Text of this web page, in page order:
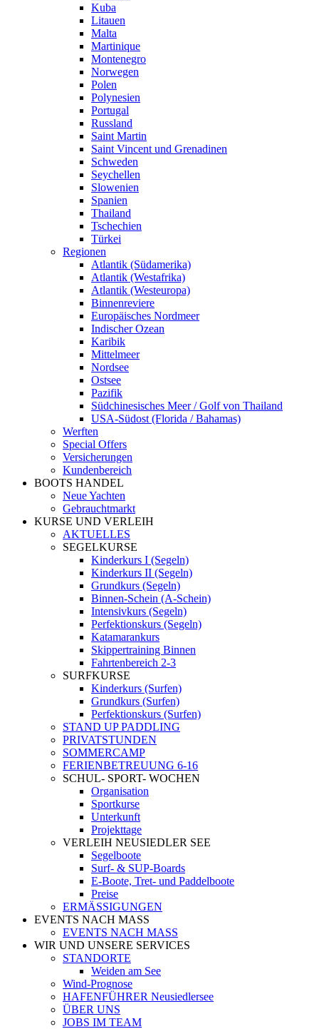
Kuba
Litauen
Malta
Martinique
Montenegro
Norwegen
Polen
Polynesien
Portugal
Russland
Saint Martin
Saint Vincent und Grenadinen
Schweden
Seychellen
Slowenien
Spanien
Thailand
Tschechien
Türkei
Regionen
Atlantik (Südamerika)
Atlantik (Westafrika)
Atlantik (Westeuropa)
Binnenreviere
Europäisches Nordmeer
Indischer Ozean
Karibik
Mittelmeer
Nordsee
Ostsee
Pazifik
Südchinesisches Meer / Golf von Thailand
USA-Südost (Florida / Bahamas)
Werften
Special Offers
Versicherungen
Kundenbereich
BOOTS HANDEL
Neue Yachten
Gebrauchtmarkt
KURSE UND VERLEIH
AKTUELLES
SEGELKURSE
Kinderkurs I (Segeln)
Kinderkurs II (Segeln)
Grundkurs (Segeln)
Binnen-Schein (A-Schein)
Intensivkurs (Segeln)
Perfektionskurs (Segeln)
Katamarankurs
Skippertraining Binnen
Fahrtenbereich 2-3
SURFKURSE
Kinderkurs (Surfen)
Grundkurs (Surfen)
Perfektionskurs (Surfen)
STAND UP PADDLING
PRIVATSTUNDEN
SOMMERCAMP
FERIENBETREUUNG 6-16
SCHUL- SPORT- WOCHEN
Organisation
Sportkurse
Unterkunft
Projekttage
VERLEIH NEUSIEDLER SEE
Segelboote
Surf- & SUP-Boards
E-Boote, Tret- und Paddelboote
Preise
ERMÄSSIGUNGEN
EVENTS NACH MASS
EVENTS NACH MASS
WIR UND UNSERE SERVICES
STANDORTE
Weiden am See
Wind-Prognose
HAFENFÜHRER Neusiedlersee
ÜBER UNS
JOBS IM TEAM